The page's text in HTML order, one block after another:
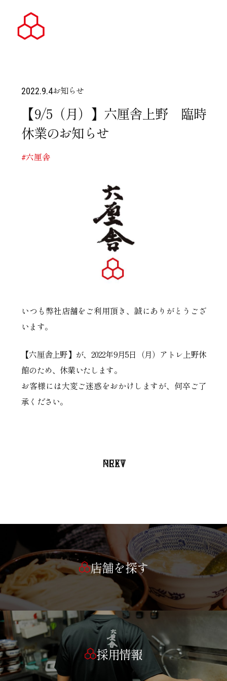
2022.9.4お知らせ
【9/5（月）】六厘舎上野 臨時
休業のお知らせ
#六厘舎
いつも弊社店舗をご利用頂き、誠にありがとうござ
います。
【六厘舎上野】が、2022年9月5日（月）アトレ上野休
館のため、休業いたします。
お客様には大変ご迷惑をおかけしますが、何卒ご了
承ください。
PREV
NEXT
店舗を探す
採用情報